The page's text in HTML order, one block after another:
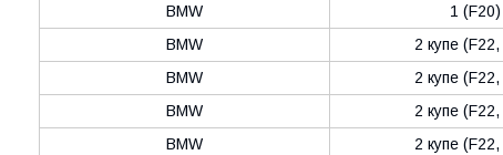
BMW
1 (F20)
BMW
2 купе
BMW
2 купе
BMW
2 купе
BMW
2 купе